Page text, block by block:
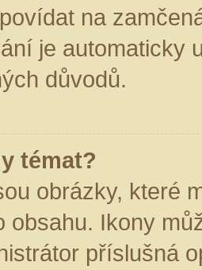
na
je automaticky
důvodů.
témat?
obrázky, které
obsahu. Ikony
příslušná